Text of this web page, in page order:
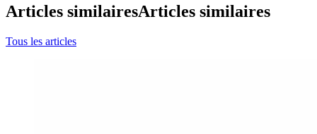
Articles similairesArticles similaires
Tous les articles